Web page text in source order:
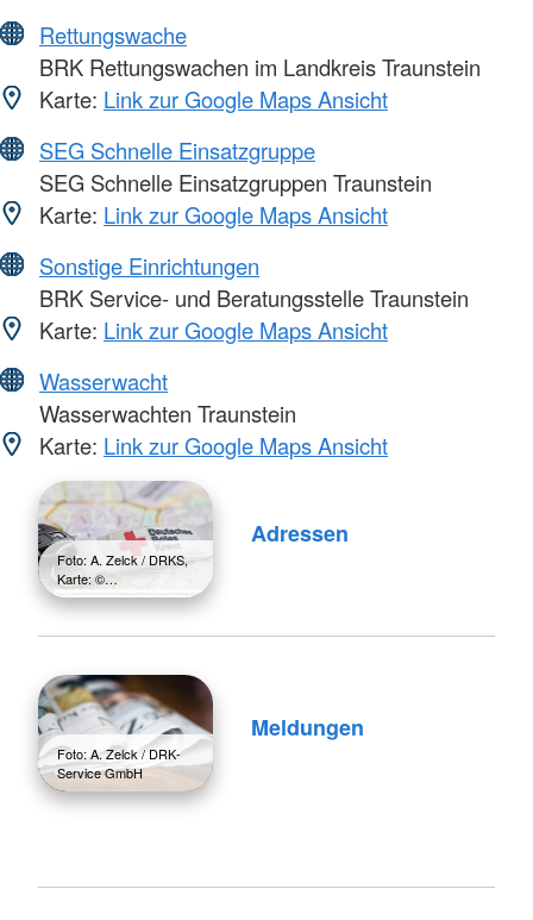
Rettungswache
BRK Rettungswachen im Landkreis Traunstein
Karte: Link zur Google Maps Ansicht
SEG Schnelle Einsatzgruppe
SEG Schnelle Einsatzgruppen Traunstein
Karte: Link zur Google Maps Ansicht
Sonstige Einrichtungen
BRK Service- und Beratungsstelle Traunstein
Karte: Link zur Google Maps Ansicht
Wasserwacht
Wasserwachten Traunstein
Karte: Link zur Google Maps Ansicht
Foto: A. Zelck / DRKS,
Karte: ©…
Adressen
Foto: A. Zelck / DRK-
Service GmbH
Meldungen